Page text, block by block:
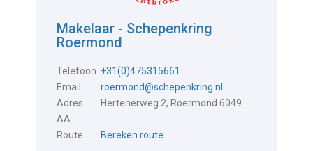
Makelaar - Schepenkring
Roermond
Telefoon +31(0)475315661
Email
roermond@schepenkring.nl
Adres
Hertenerweg 2, Roermond 6049
AA
Route
Bereken route